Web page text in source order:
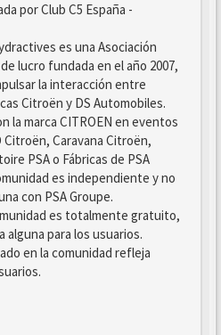
por Club C5 España -
es una Asociación
lucro fundada en el año 2007,
la interacción entre
Citroën y DS Automobiles.
la marca CITROEN en eventos
Citroën, Caravana Citroën,
PSA o Fábricas de PSA
es independiente y no
con PSA Groupe.
es totalmente gratuito,
para los usuarios.
en la comunidad refleja